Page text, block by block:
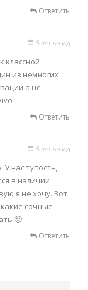
Ответить
8 лет назад
классной
из немногих
а не
Ответить
8 лет назад
нас тупость,
в наличии
я не хочу. Вот
сочные
🙂
Ответить